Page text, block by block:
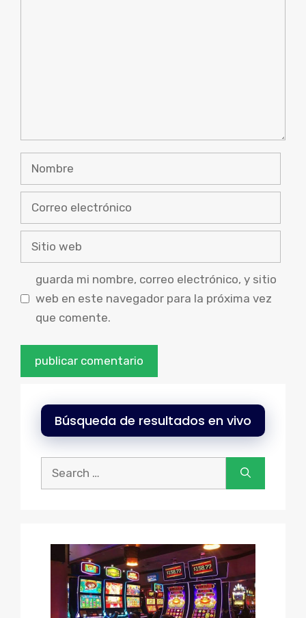
Nombre
Correo
electrónico
Sitio
web
guarda mi nombre, correo electrónico, y sitio
web en este navegador para la próxima vez
que comente.
Búsqueda de resultados en vivo
Buscar: